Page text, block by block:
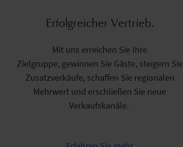
Erfolgreicher Vertrieb.
Mit uns erreichen Sie Ihre
Zielgruppe, gewinnen Sie Gäste, steigern Sie
Zusatzverkäufe, schaffen Sie regionalen
Mehrwert und erschließen Sie neue
Verkaufskanäle.
Effektivere Datenanalyse.
Aus Daten wird Wissen, aus Wissen wird
Erfolg. Profitieren Sie von einer
umfangreichen Datenanalyse, optimieren Sie
Ihre Strategie und stärken Sie Ihre
Destination: feratel denkt Datenstrategie